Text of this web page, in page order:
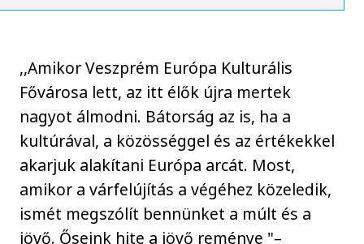
,,Amikor Veszprém Európa Kulturális
Fővárosa lett, az itt élők újra mertek
nagyot álmodni. Bátorság az is, ha a
kultúrával, a közösséggel és az értékekkel
akarjuk alakítani Európa arcát. Most,
amikor a várfelújítás a végéhez közeledik,
ismét megszólít bennünket a múlt és a
jövő. Őseink hite a jövő reménye "–